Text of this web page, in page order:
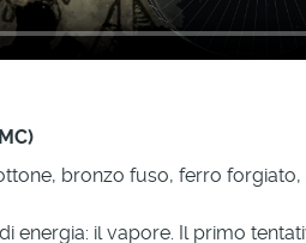
bronzo fuso, ferro
energia: il vapore. Il primo